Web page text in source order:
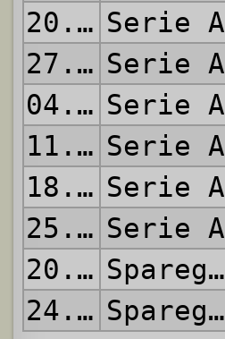
20.04.1958 Serie A
27.04.1958 Serie A
04.05.1958 Serie A
11.05.1958 Serie A
18.05.1958 Serie A
25.05.1958 Serie A
20.07.1958
Spareggio Salvezza
24.07.1958
Spareggio Salvezza